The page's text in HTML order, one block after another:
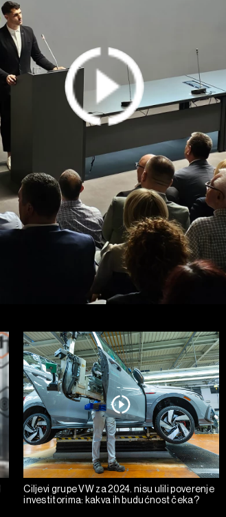
Ciljevi grupe VW za 2024. nisu ulili poverenje
investitorima: kakva ih budućnost čeka?